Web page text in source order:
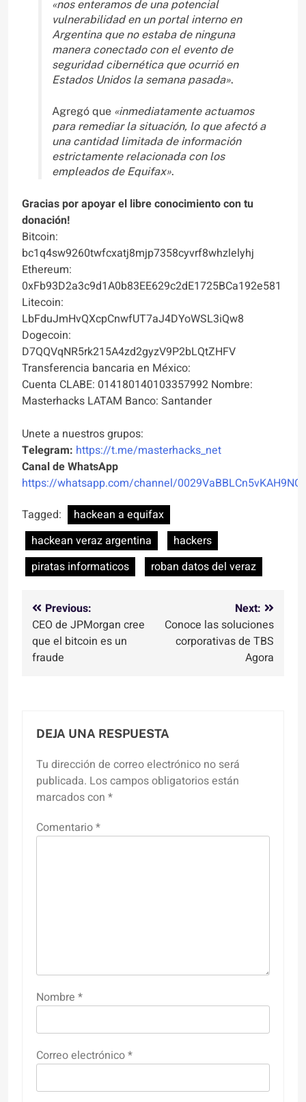
«nos enteramos de una potencial
vulnerabilidad en un portal interno en
Argentina que no estaba de ninguna
manera conectado con el evento de
seguridad cibernética que ocurrió en
Estados Unidos la semana pasada».
Agregó que «inmediatamente actuamos
para remediar la situación, lo que afectó a
una cantidad limitada de información
estrictamente relacionada con los
empleados de Equifax».
Gracias por apoyar el libre conocimiento con tu
donación!
Bitcoin:
bc1q4sw9260twfcxatj8mjp7358cyvrf8whzlelyhj
Ethereum:
0xFb93D2a3c9d1A0b83EE629c2dE1725BCa192e581
Litecoin:
LbFduJmHvQXcpCnwfUT7aJ4DYoWSL3iQw8
Dogecoin:
D7QQVqNR5rk215A4zd2gyzV9P2bLQtZHFV
Transferencia bancaria en México:
Cuenta CLABE: 014180140103357992 Nombre:
Masterhacks LATAM Banco: Santander
Unete a nuestros grupos:
Telegram: https://t.me/masterhacks_net
Canal de WhatsApp
https://whatsapp.com/channel/
Tagged:
hackean a equifax
hackean veraz argentina
hackers
piratas informaticos
roban datos del veraz
Navegación
de
entradas
Previous:
CEO de JPMorgan cree
que el bitcoin es un
fraude
Next:
Conoce las soluciones
corporativas de TBS
Agora
DEJA UNA RESPUESTA
Tu dirección de correo electrónico no será
publicada. Los campos obligatorios están
marcados con *
Comentario*
Nombre *
Correo electrónico*